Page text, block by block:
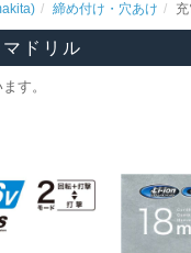
締め付け・穴あけ
ドリル
す。